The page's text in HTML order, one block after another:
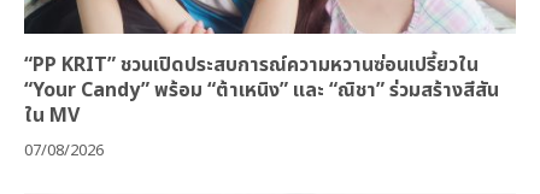
“PP KRIT” ชวนเปิดประสบการณ์ความหวานซ่อนเปรี้ยวใน
“Your Candy” พร้อม “ต้าเหนิง” และ “ณิชา” ร่วมสร้างสีสัน
ใน MV
07/08/2026